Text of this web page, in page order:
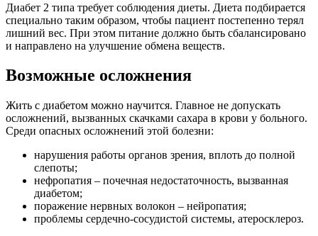
Диабет 2 типа требует соблюдения диеты. Диета подбирается
специально таким образом, чтобы пациент постепенно терял
лишний вес. При этом питание должно быть сбалансировано
и направлено на улучшение обмена веществ.
Возможные осложнения
Жить с диабетом можно научится. Главное не допускать
осложнений, вызванных скачками сахара в крови у больного.
Среди опасных осложнений этой болезни:
нарушения работы органов зрения, вплоть до полной
слепоты;
нефропатия – почечная недостаточность, вызванная
диабетом;
поражение нервных волокон – нейропатия;
проблемы сердечно-сосудистой системы, атеросклероз.